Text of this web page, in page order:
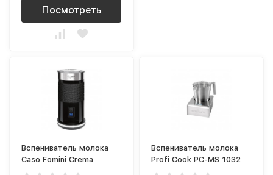
Посмотреть
Вспениватель молока
Caso Fomini Crema
Вспениватель молока
Profi Cook PC-MS 1032